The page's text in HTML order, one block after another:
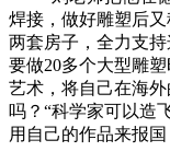
焊接，做好雕塑后
两套房子，全力支
要做20多个大型雕
艺术，将自己在海
吗？“科学家可以造
用自己的作品来报国